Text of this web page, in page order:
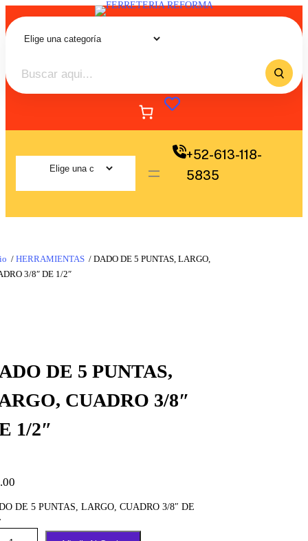
+52-613-118-
5835
/ HERRAMIENTAS / DADO DE 5 PUNTAS, LARGO,
3/8″ DE 1/2″
DE 5 PUNTAS,
CUADRO 3/8″
1/2″
DE 5 PUNTAS, LARGO, CUADRO 3/8″ DE